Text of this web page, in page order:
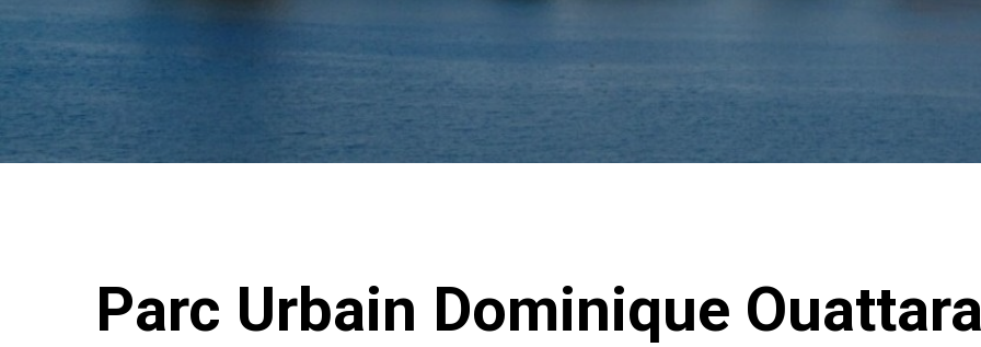
Parc Urbain Dominique